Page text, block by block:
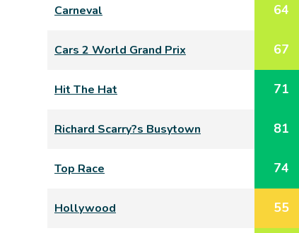
Carneval 64
Cars 2 World Grand Prix 67
Hit The Hat 71
Richard Scarry?s Busytown 81
Top Race 74
Hollywood 55